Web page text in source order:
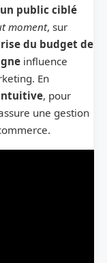
public ciblé
moment, sur
du budget de
influence
En
, pour
une gestion